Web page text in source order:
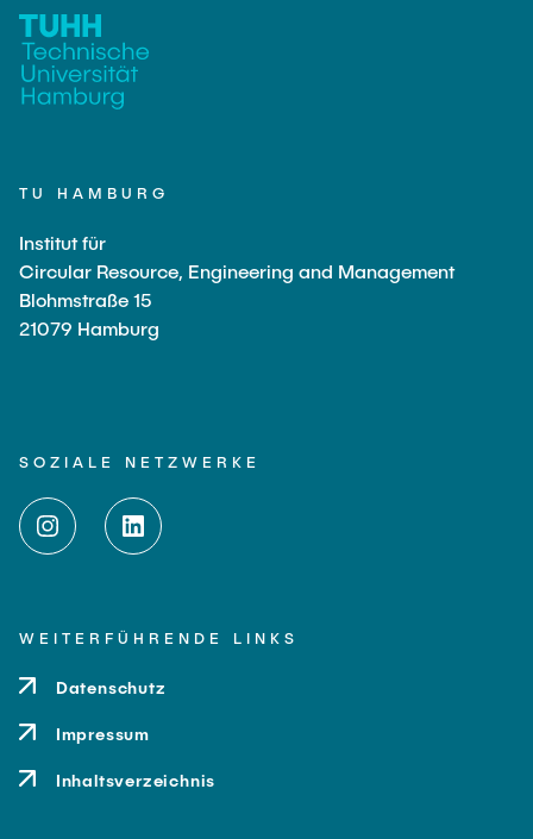
TU HAMBURG
Institut für
Circular Resource, Engineering and Management
Blohmstraße 15
21079 Hamburg
SOZIALE NETZWERKE
WEITERFÜHRENDE LINKS
Datenschutz
Impressum
Inhaltsverzeichnis